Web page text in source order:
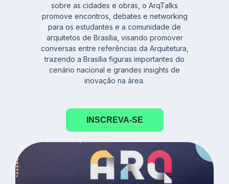
sobre as cidades e obras, o ArqTalks
promove encontros, debates e networking
para os estudantes e a comunidade de
arquitetos de Brasília, visando promover
conversas entre referências da Arquitetura,
trazendo a Brasília figuras importantes do
cenário nacional e grandes insights de
inovação na área.
INSCREVA-SE